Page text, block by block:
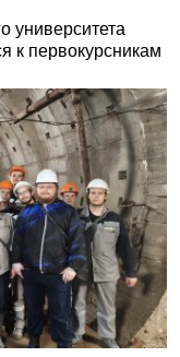
университета
к первокурсникам